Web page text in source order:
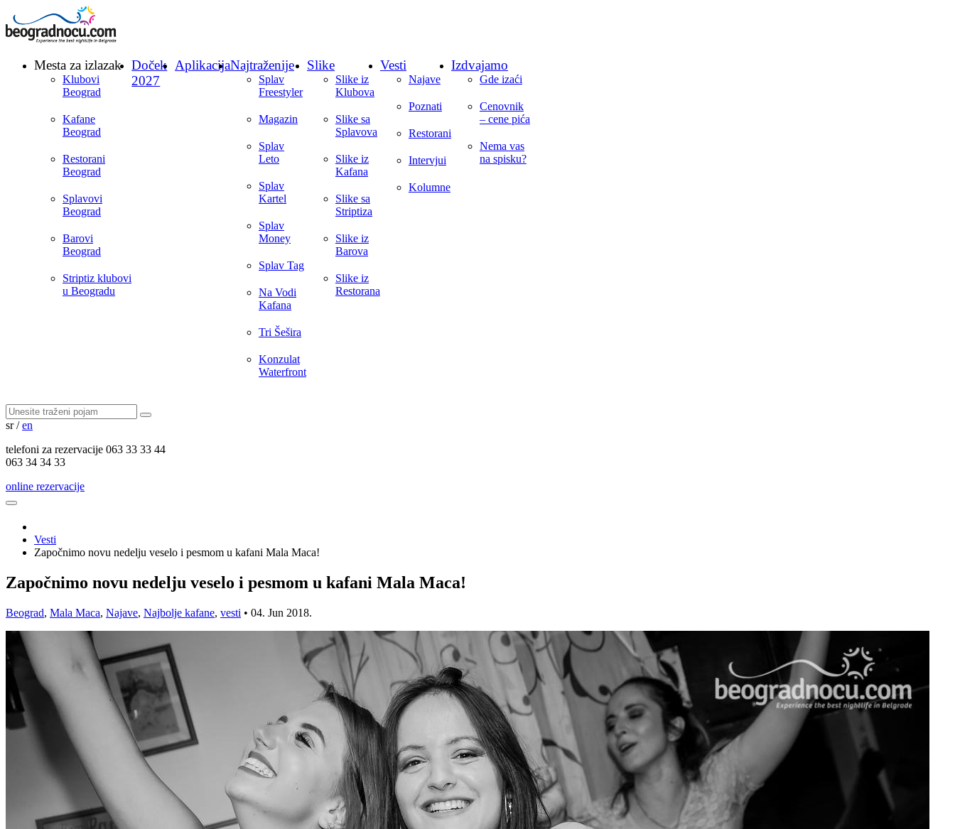
Mesta za izlazak
Klubovi
Beograd
Kafane
Beograd
Restorani
Beograd
Splavovi
Beograd
Barovi
Beograd
Striptiz klubovi
u Beogradu
Doček
2027
AplikacijaNajtraženije
Splav
Freestyler
Magazin
Splav
Leto
Splav
Kartel
Splav
Money
Splav Tag
Na Vodi
Kafana
Tri Šešira
Konzulat
Waterfront
Slike
Slike iz
Klubova
Slike sa
Splavova
Slike iz
Kafana
Slike sa
Striptiza
Slike iz
Barova
Slike iz
Restorana
Vesti
Najave
Poznati
Restorani
Intervjui
Kolumne
Izdvajamo
Gde izaći
Cenovnik
– cene pića
Nema vas
na spisku?
sr / en
telefoni za rezervacije 063 33 33 44
063 34 34 33
online rezervacije
Vesti
Započnimo novu nedelju veselo i pesmom u kafani Mala Maca!
Započnimo novu nedelju veselo i pesmom u kafani Mala Maca!
Beograd, Mala Maca, Najave, Najbolje kafane, vesti • 04. Jun 2018.